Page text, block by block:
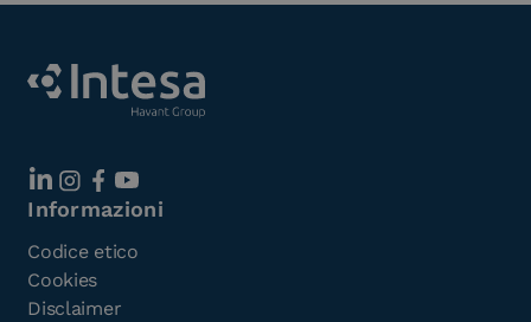
Informazioni
Codice etico
Cookies
Disclaimer